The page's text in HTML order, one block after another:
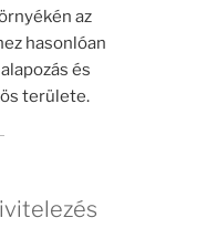
az
hasonlóan
és
területe.